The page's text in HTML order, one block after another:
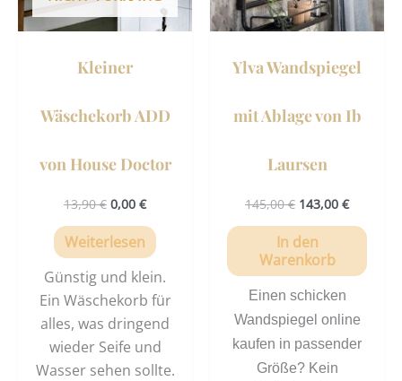
Kleiner
Wäschekorb ADD
von House Doctor
13,90€ 0,00 €
Weiterlesen
Günstig und klein.
Ein Wäschekorb für
alles, was dringend
wieder Seife und
Wasser sehen sollte.
Ylva Wandspiegel
mit Ablage von Ib
Laursen
145,00€ 143,00 €
In den
Warenkorb
Einen schicken
Wandspiegel online
kaufen in passender
Größe? Kein